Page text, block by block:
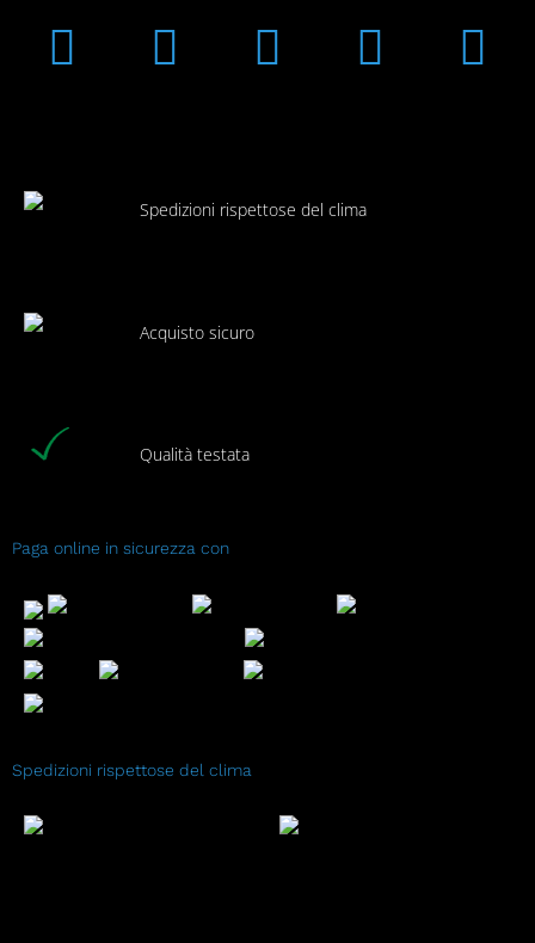
Instagram
Facebook
Linkedin
Spedizioni rispettose del clima
Acquisto sicuro
Qualità testata
Paga online in sicurezza con
Spedizioni rispettose del clima